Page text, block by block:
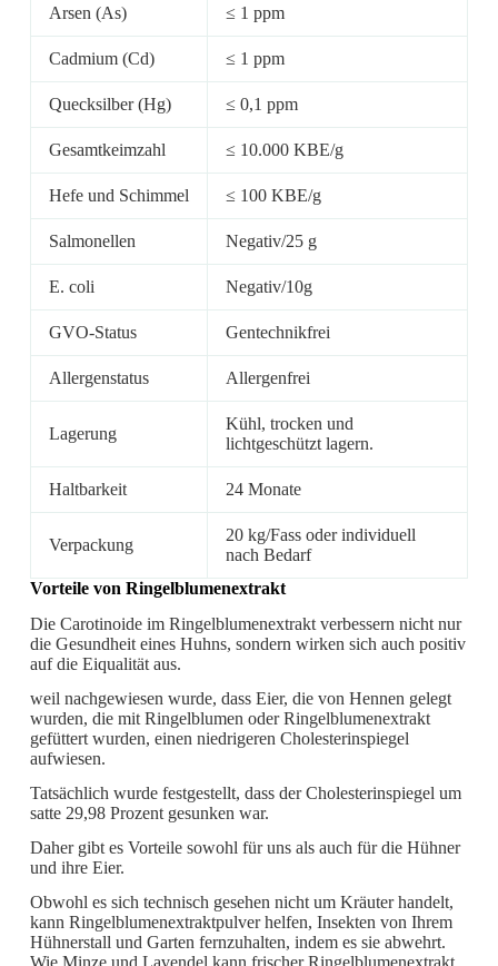
Arsen (As) ≤ 1 ppm
Cadmium (Cd) ≤ 1 ppm
Quecksilber (Hg) ≤ 0,1 ppm
Gesamtkeimzahl ≤ 10.000 KBE/g
Hefe und Schimmel ≤ 100 KBE/g
Salmonellen Negativ/25 g
E. coli Negativ/10g
GVO-Status Gentechnikfrei
Allergenstatus Allergenfrei
Lagerung
Kühl, trocken und
lichtgeschützt lagern.
Haltbarkeit 24 Monate
Verpackung
20 kg/Fass oder individuell
nach Bedarf
Vorteile von Ringelblumenextrakt
Die Carotinoide im Ringelblumenextrakt verbessern nicht nur
die Gesundheit eines Huhns, sondern wirken sich auch positiv
auf die Eiqualität aus.
weil nachgewiesen wurde, dass Eier, die von Hennen gelegt
wurden, die mit Ringelblumen oder Ringelblumenextrakt
gefüttert wurden, einen niedrigeren Cholesterinspiegel
aufwiesen.
Tatsächlich wurde festgestellt, dass der Cholesterinspiegel um
satte 29,98 Prozent gesunken war.
Daher gibt es Vorteile sowohl für uns als auch für die Hühner
und ihre Eier.
Obwohl es sich technisch gesehen nicht um Kräuter handelt,
kann Ringelblumenextraktpulver helfen, Insekten von Ihrem
Hühnerstall und Garten fernzuhalten, indem es sie abwehrt.
Wie Minze und Lavendel kann frischer Ringelblumenextrakt